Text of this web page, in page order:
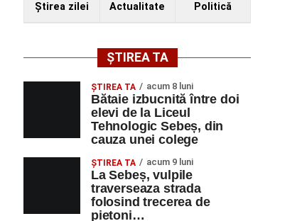
Ştirea zilei Actualitate Politică
ȘTIREA TA
ŞTIREA TA acum 8 luni
Bătaie izbucnită între doi
elevi de la Liceul
Tehnologic Sebeș, din
cauza unei colege
ŞTIREA TA acum 9 luni
La Sebeș, vulpile
traverseaza strada
folosind trecerea de
pietoni…